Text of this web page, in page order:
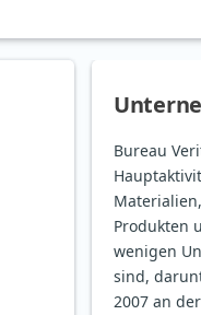
Bureau
Produkten
wenigen
sind,
2007 an